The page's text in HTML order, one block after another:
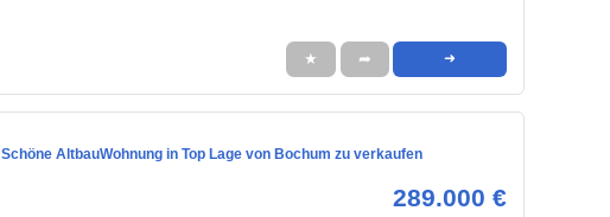
★ ➦ ➜
Schöne AltbauWohnung in Top Lage von Bochum zu verkaufen
289.000 €